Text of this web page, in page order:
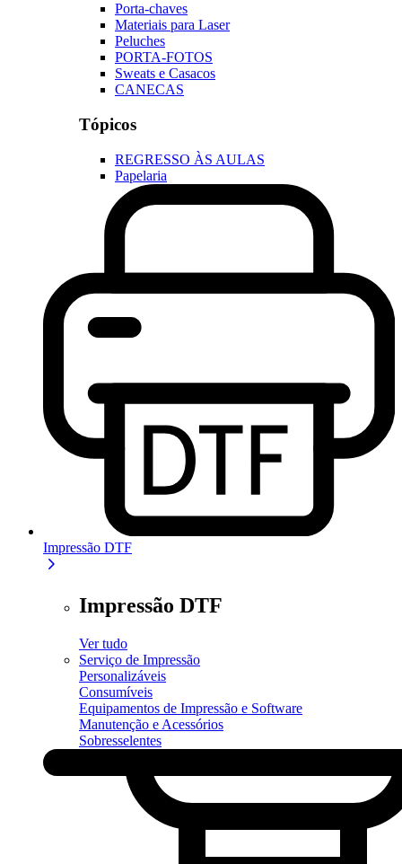
Porta-chaves
Materiais para Laser
Peluches
PORTA-FOTOS
Sweats e Casacos
CANECAS
Tópicos
REGRESSO ÀS AULAS
Papelaria
Impressão DTF
Impressão DTF
Ver tudo
Serviço de Impressão
Personalizáveis
Consumíveis
Equipamentos de Impressão e Software
Manutenção e Acessórios
Sobresselentes